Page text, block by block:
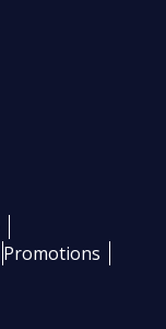
Promotions